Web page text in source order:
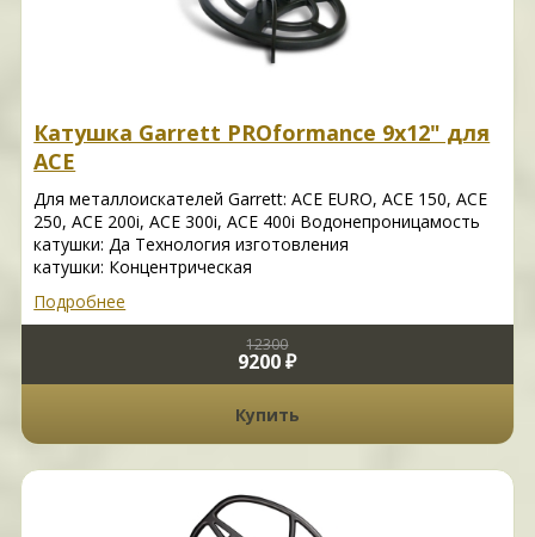
Катушка Garrett PROformance 9x12" для
ACE
Для металлоискателей Garrett: ACE EURO, ACE 150, ACE
250, ACE 200i, ACE 300i, ACE 400i Водонепроницамость
катушки: Да Технология изготовления
катушки: Концентрическая
Подробнее
12300
9200 ₽
Купить